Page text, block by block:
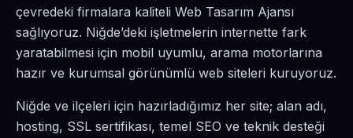
çevredeki firmalara kaliteli Web Tasarım Ajansı
sağlıyoruz. Niğde’deki işletmelerin internette fark
yaratabilmesi için mobil uyumlu, arama motorlarına
hazır ve kurumsal görünümlü web siteleri kuruyoruz.
Niğde ve ilçeleri için hazırladığımız her site; alan adı,
hosting, SSL sertifikası, temel SEO ve teknik desteği